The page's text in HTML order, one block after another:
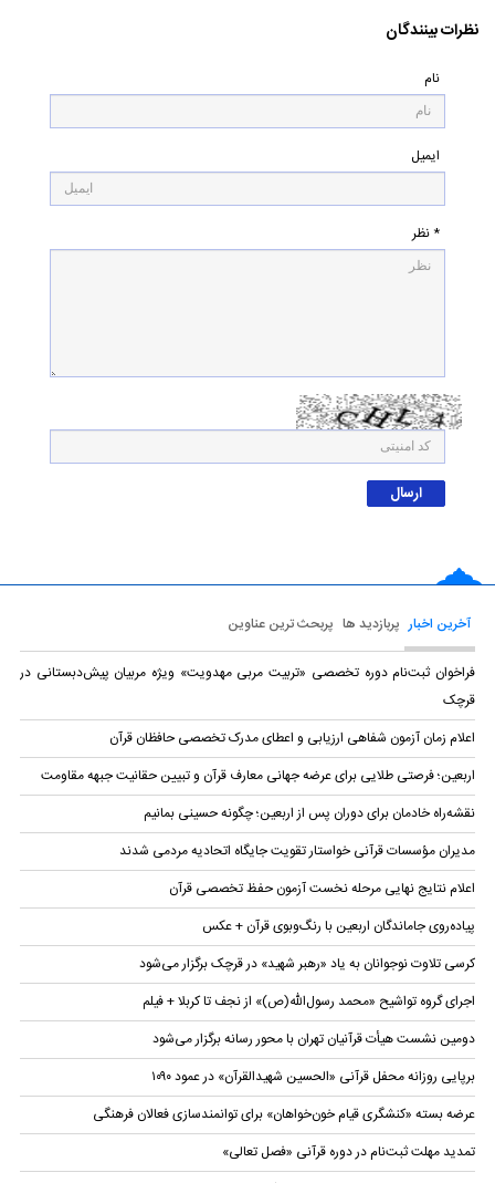
نظرات بینندگان
نام
ایمیل
* نظر
آخرین اخبار پربازدید ها پربحث ترین عناوین
فراخوان ثبت‌نام دوره تخصصی «تربیت مربی مهدویت» ویژه مربیان پیش‌دبستانی در
قرچک
اعلام زمان آزمون شفاهی ارزیابی و اعطای مدرک تخصصی حافظان قرآن
اربعین؛ فرصتی طلایی برای عرضه جهانی معارف قرآن و تبیین حقانیت جبهه مقاومت
نقشه‌راه خادمان برای دوران پس از اربعین؛ چگونه حسینی بمانیم
مدیران مؤسسات قرآنی خواستار تقویت جایگاه اتحادیه‌ مردمی شدند
اعلام نتایج نهایی مرحله نخست آزمون حفظ تخصصی قرآن
پیاده‌روی جاماندگان اربعین با رنگ‌وبوی قرآن + عکس
کرسی تلاوت نوجوانان به یاد «رهبر شهید» در قرچک برگزار می‌شود
اجرای گروه تواشیح «محمد رسول‌الله(ص)» از نجف تا کربلا + فیلم
دومین نشست هیأت قرآنیان تهران با محور رسانه برگزار می‌شود
برپایی روزانه محفل قرآنی «الحسین شهیدالقرآن» در عمود ۱۰۹۰
عرضه بسته «کنشگری قیام خون‌خواهان» برای توانمندسازی فعالان فرهنگی
تمدید مهلت ثبت‌نام در دوره قرآنی «فصل تعالی»